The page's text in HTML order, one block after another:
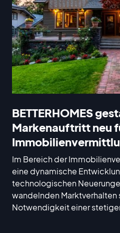
BETTERHOMES
Markenauftritt neu
Im Bereich der
eine dynamische
technologischen
wandelnden Marktverhalten
Notwendigkeit einer